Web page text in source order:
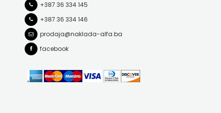
+387 36 334 145
+387 36 334 146
prodaja@naklada-alfa.ba
facebook